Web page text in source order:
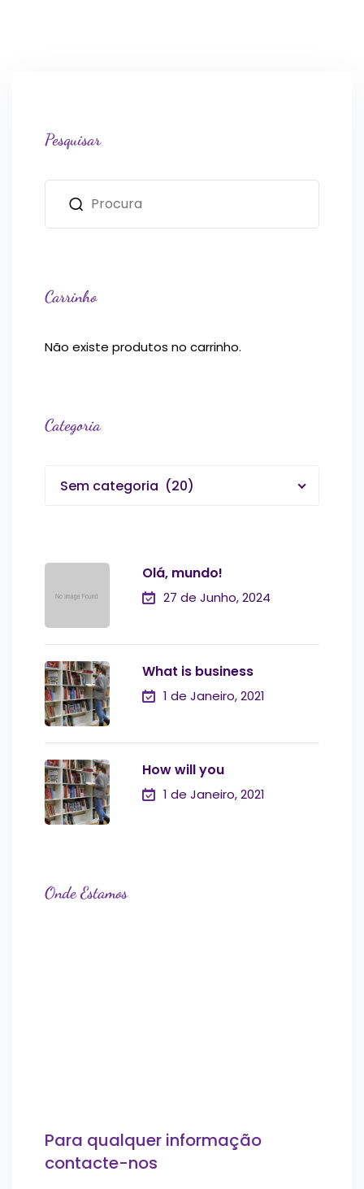
Pesquisar
Carrinho
Não existe produtos no carrinho.
Categoria
Sem categoria (20)
Olá, mundo!
27 de Junho, 2024
What is business
1 de Janeiro, 2021
How will you
1 de Janeiro, 2021
Onde Estamos
Para qualquer informação
contacte-nos